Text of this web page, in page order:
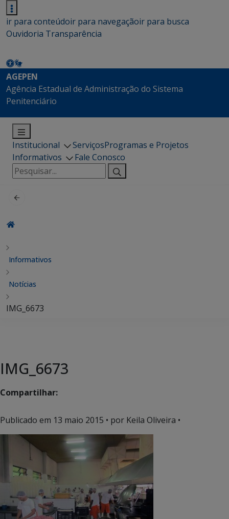
ir para conteúdoir para navegaçãoir para busca
Ouvidoria Transparência
AGEPEN
Agência Estadual de Administração do Sistema
Penitenciário
Institucional ServiçosProgramas e Projetos
Informativos
Fale Conosco
Pesquisar
por:
Informativos
Notícias
IMG_6673
IMG_6673
Compartilhar:
Publicado em 13 maio 2015 • por Keila Oliveira •